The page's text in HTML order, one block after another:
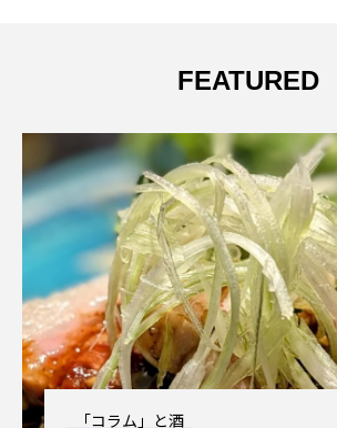
FEATURED
「コラム」と酒